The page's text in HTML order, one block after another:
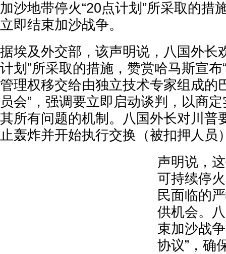
加沙地带停火“20点计划”所采取的措
立即结束加沙战争。
据埃及外交部，该声明说，八国外长
计划”所采取的措施，赞赏哈马斯宣
管理权移交给由独立技术专家组成的
员会”，强调要立即启动谈判，以商
其所有问题的机制。八国外长对川普
止轰炸并开始执行交换（被扣押人员
声明说，
可持续停
民面临的
供机会。
束加沙战
协议”，确